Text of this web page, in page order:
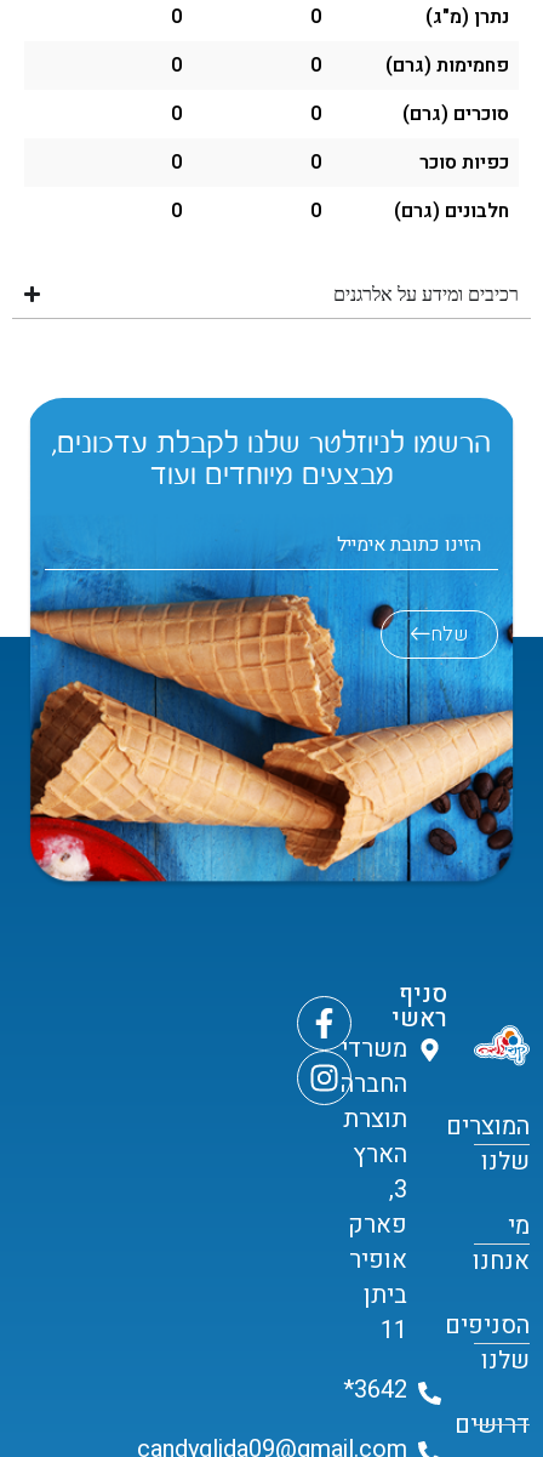
נתרן (מ"ג)
0
0
פחמימות (גרם)
0
0
סוכרים (גרם)
0
0
כפיות סוכר
0
0
חלבונים (גרם)
0
0
רכיבים ומידע על אלרגנים
הרשמו לניוזלטר שלנו לקבלת עדכונים,
מבצעים מיוחדים ועוד
שלח
המוצרים
שלנו
מי
אנחנו
הסניפים
שלנו
דרושים
סניף
ראשי
משרדי
החברה
תוצרת
הארץ
3,
פארק
אופיר
ביתן
11
3642*
candyglida09@gmail.com